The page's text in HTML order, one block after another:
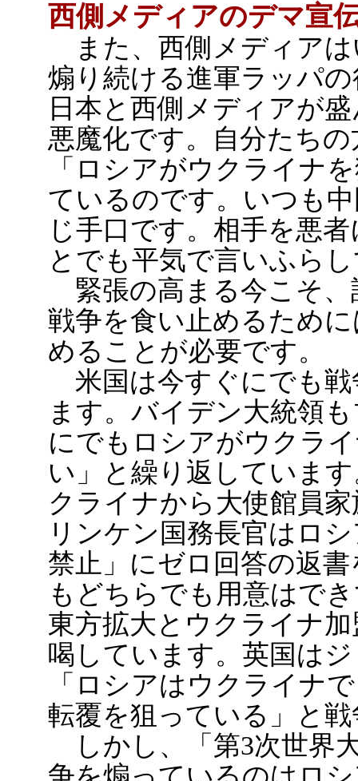
西側メディアのデマ宣
また、西側メディアは
煽り続ける進軍ラッパ
日本と西側メディアが
悪魔化です。自分たち
「ロシアがウクライナ
ているのです。いつも
じ手口です。相手を悪
とでも平気で言いふら
緊張の高まる今こそ、
戦争を食い止めるため
めることが必要です。
米国は今すぐにでも戦
ます。バイデン大統領
にでもロシアがウクラ
い」と繰り返していま
クライナから大使館員
リンケン国務長官はロ
禁止」にゼロ回答の返
もどちらでも用意はで
東方拡大とウクライナ
喝しています。英国は
「ロシアはウクライナ
転覆を狙っている」と
しかし、「第3次世界